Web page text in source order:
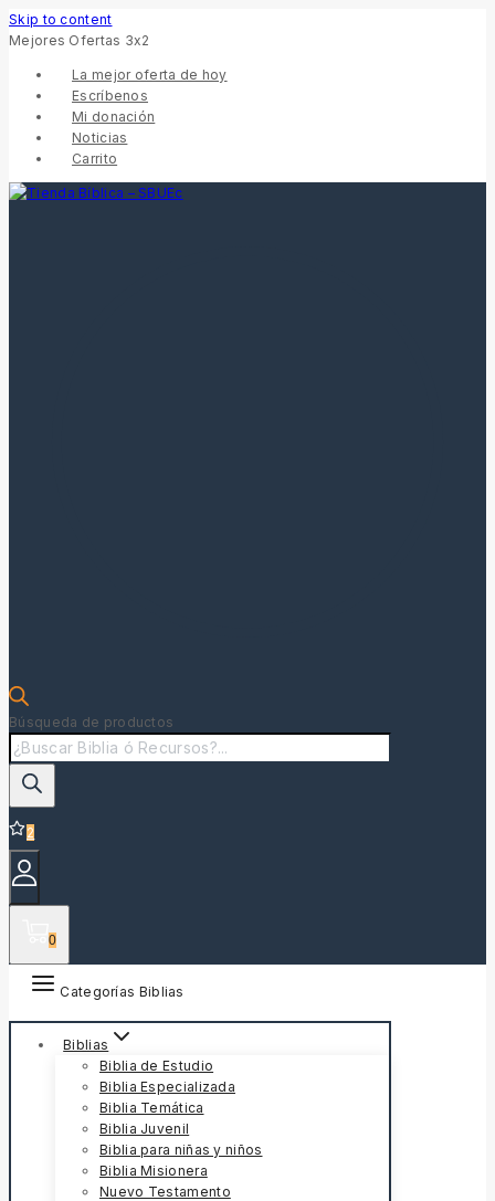
Skip to content
Mejores Ofertas 3x2
La mejor oferta de hoy
Escríbenos
Mi donación
Noticias
Carrito
Búsqueda de productos
2
0
Categorías Biblias
Biblias
Biblia de Estudio
Biblia Especializada
Biblia Temática
Biblia Juvenil
Biblia para niñas y niños
Biblia Misionera
Nuevo Testamento